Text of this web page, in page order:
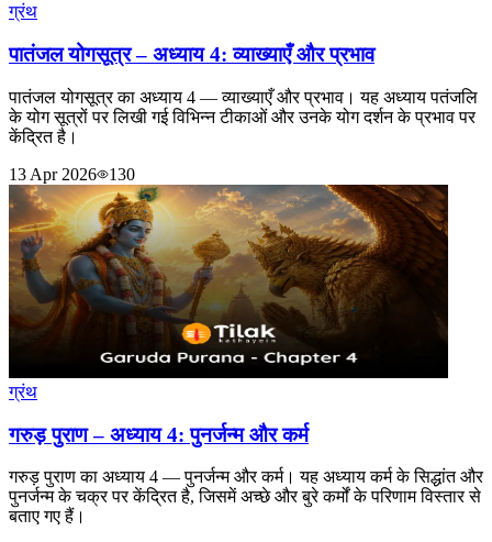
ग्रंथ
पातंजल योगसूत्र – अध्याय 4: व्याख्याएँ और प्रभाव
पातंजल योगसूत्र का अध्याय 4 — व्याख्याएँ और प्रभाव। यह अध्याय पतंजलि
के योग सूत्रों पर लिखी गई विभिन्न टीकाओं और उनके योग दर्शन के प्रभाव पर
केंद्रित है।
13 Apr 2026
130
ग्रंथ
गरुड़ पुराण – अध्याय 4: पुनर्जन्म और कर्म
गरुड़ पुराण का अध्याय 4 — पुनर्जन्म और कर्म। यह अध्याय कर्म के सिद्धांत और
पुनर्जन्म के चक्र पर केंद्रित है, जिसमें अच्छे और बुरे कर्मों के परिणाम विस्तार से
बताए गए हैं।